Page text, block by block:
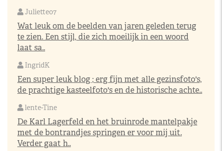
Juliette07
Wat leuk om de beelden van jaren geleden terug
te zien. Een stijl, die zich moeilijk in een woord
laat sa..
IngridK
Een super leuk blog ; erg fijn met alle gezinsfoto's,
de prachtige kasteelfoto's en de historische achte..
lente-Tine
De Karl Lagerfeld en het bruinrode mantelpakje
met de bontrandjes springen er voor mij uit.
Verder gaat h..